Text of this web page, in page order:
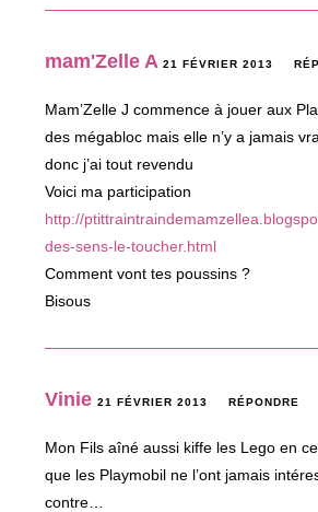
mam'Zelle A 21 FÉVRIER 2013
Mam’Zelle J commence à jouer aux
des mégabloc mais elle n’y a jamais
donc j’ai tout revendu
Voici ma participation
http://
des-sens-le-toucher.html
Comment vont tes poussins ?
Bisous
Vinie 21 FÉVRIER 2013 RÉPONDRE
Mon Fils aîné aussi kiffe les Lego en
que les Playmobil ne l’ont jamais
contre…